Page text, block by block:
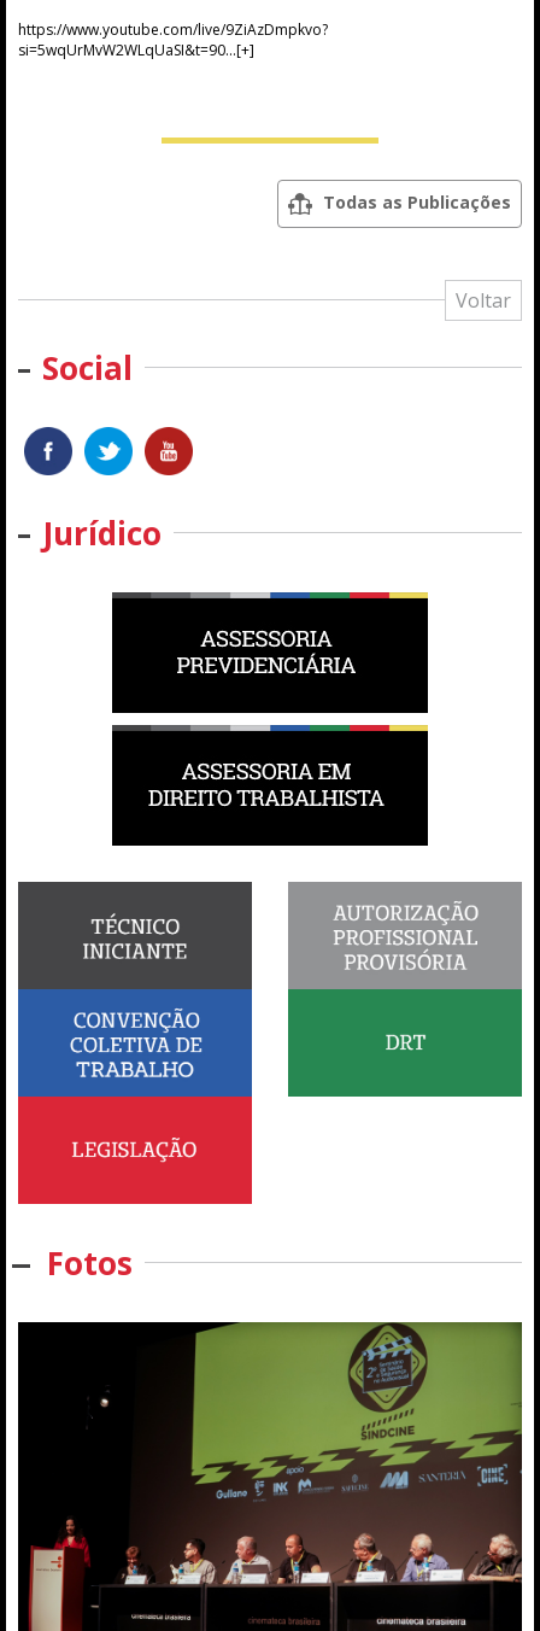
https://www.youtube.com/live/9ZiAzDmpkvo?
si=5wqUrMvW2WLqUaSI&t=90
Todas as Publicações
Voltar
Social
Jurídico
Fotos